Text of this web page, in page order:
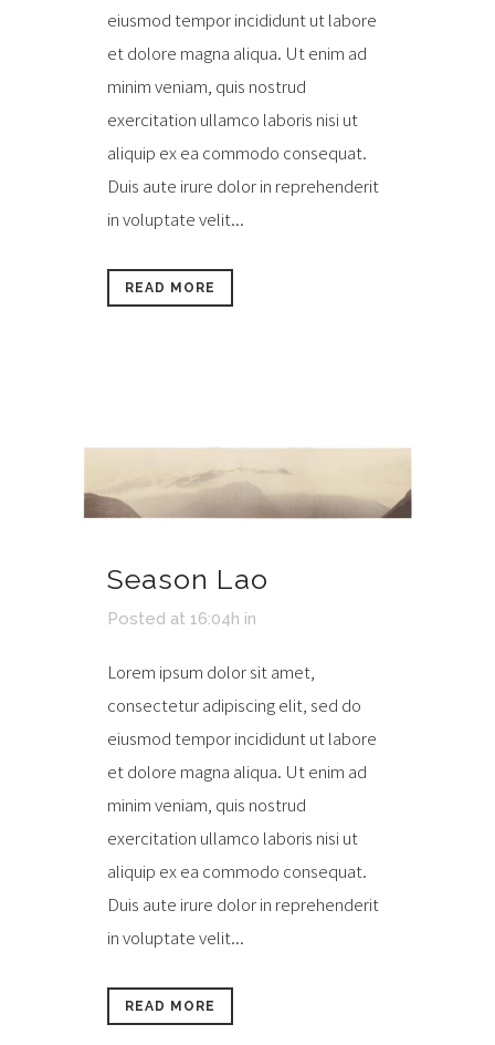
eiusmod tempor incididunt ut labore
et dolore magna aliqua. Ut enim ad
minim veniam, quis nostrud
exercitation ullamco laboris nisi ut
aliquip ex ea commodo consequat.
Duis aute irure dolor in reprehenderit
in voluptate velit...
READ MORE
Season Lao
Posted at 16:04h in
Lorem ipsum dolor sit amet,
consectetur adipiscing elit, sed do
eiusmod tempor incididunt ut labore
et dolore magna aliqua. Ut enim ad
minim veniam, quis nostrud
exercitation ullamco laboris nisi ut
aliquip ex ea commodo consequat.
Duis aute irure dolor in reprehenderit
in voluptate velit...
READ MORE